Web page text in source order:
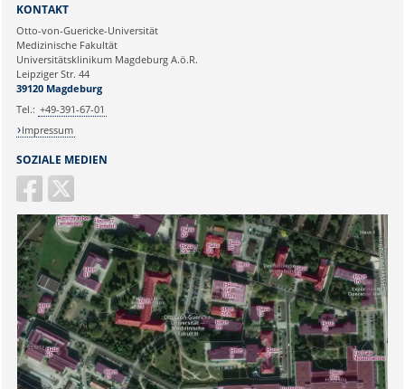
Ihre E-Mailadresse:
Ihr Anliegen:
SOZIALE MEDIEN
KONTAKT
Otto-von-Guericke-Universität
Medizinische Fakultät
Universitätsklinikum Magdeburg A.ö.R.
Leipziger Str. 44
39120 Magdeburg
Tel.: +49-391-67-01
Impressum